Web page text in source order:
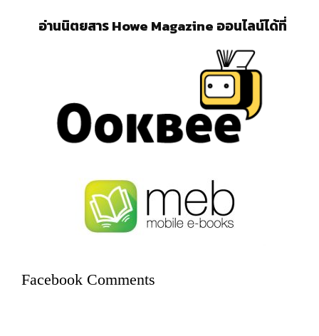
อ่านนิตยสาร Howe Magazine ออนไลน์ได้ที่
Facebook Comments